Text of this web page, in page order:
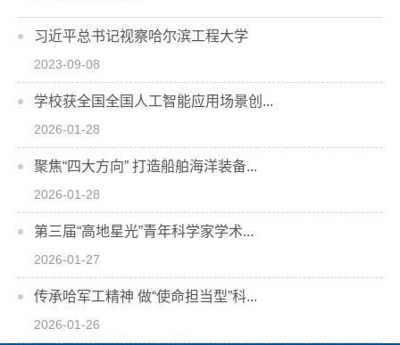
习近平总书记视察哈尔滨工程大学
2023-09-08
学校获全国全国人工智能应用场景创...
2026-01-28
聚焦“四大方向” 打造船舶海洋装备...
2026-01-28
第三届“高地星光”青年科学家学术...
2026-01-27
传承哈军工精神 做“使命担当型”科...
2026-01-26